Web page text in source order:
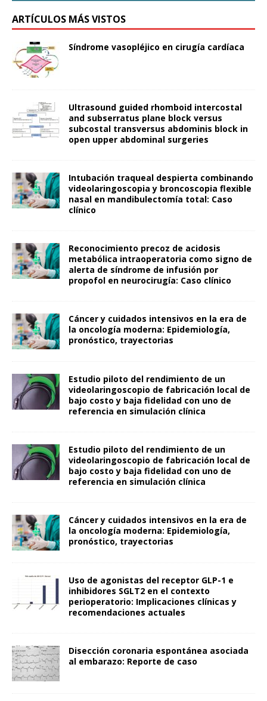
ARTÍCULOS MÁS VISTOS
Síndrome vasopléjico en cirugía cardíaca
Ultrasound guided rhomboid intercostal
and subserratus plane block versus
subcostal transversus abdominis block in
open upper abdominal surgeries
Intubación traqueal despierta combinando
videolaringoscopia y broncoscopia flexible
nasal en mandibulectomía total: Caso
clínico
Reconocimiento precoz de acidosis
metabólica intraoperatoria como signo de
alerta de síndrome de infusión por
propofol en neurocirugía: Caso clínico
Cáncer y cuidados intensivos en la era de
la oncología moderna: Epidemiología,
pronóstico, trayectorias
Estudio piloto del rendimiento de un
videolaringoscopio de fabricación local de
bajo costo y baja fidelidad con uno de
referencia en simulación clínica
Estudio piloto del rendimiento de un
videolaringoscopio de fabricación local de
bajo costo y baja fidelidad con uno de
referencia en simulación clínica
Cáncer y cuidados intensivos en la era de
la oncología moderna: Epidemiología,
pronóstico, trayectorias
Uso de agonistas del receptor GLP-1 e
inhibidores SGLT2 en el contexto
perioperatorio: Implicaciones clínicas y
recomendaciones actuales
Disección coronaria espontánea asociada
al embarazo: Reporte de caso